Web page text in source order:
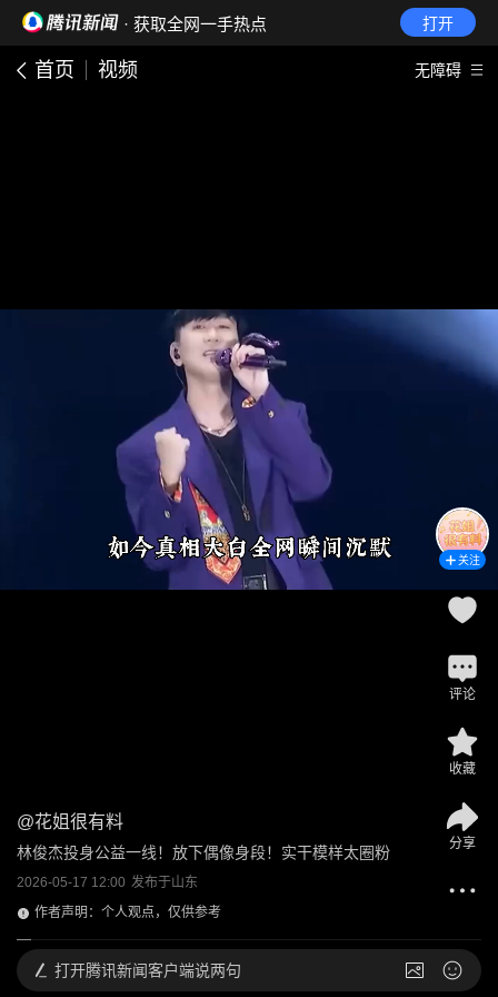
· 获取全网一手热点 打开
首页 视频 无障碍
@花姐很有料
林俊杰投身公益一线！放下偶像身段！实干模样太圈粉
2026-05-17 12:00 发布于山东
作者声明：个人观点，仅供参考
关注
评论
收藏
分享
打开腾讯新闻客户端说两句